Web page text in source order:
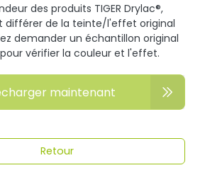
des produits TIGER Drylac®,
différer de la teinte/l'effet original
demander un échantillon original
vérifier la couleur et l'effet.
maintenant
Retour